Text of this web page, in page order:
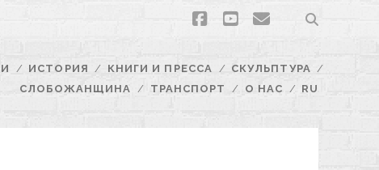
facebook
youtubeemail
ИСТОРИЯ КНИГИ И ПРЕССА
СКУЛЬПТУРА
СЛОБОЖАНЩИНА
ТРАНСПОРТ О НАС RU